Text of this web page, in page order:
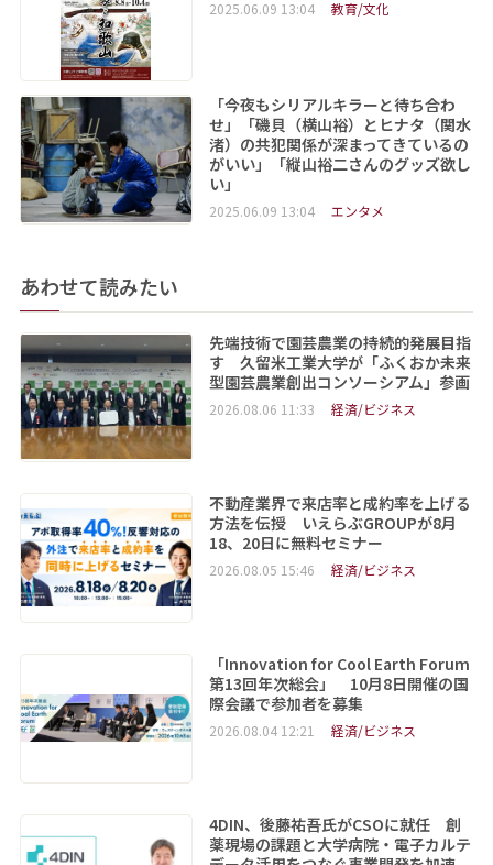
2025.06.09 13:04 教育/文化
「今夜もシリアルキラーと待ち合わ
せ」「磯貝（横山裕）とヒナタ（関水
渚）の共犯関係が深まってきているの
がいい」「縦山裕二さんのグッズ欲し
い」
2025.06.09 13:04 エンタメ
あわせて読みたい
先端技術で園芸農業の持続的発展目指
す 久留米工業大学が「ふくおか未来
型園芸農業創出コンソーシアム」参画
2026.08.06 11:33 経済/ビジネス
不動産業界で来店率と成約率を上げる
方法を伝授 いえらぶGROUPが8月
18、20日に無料セミナー
2026.08.05 15:46 経済/ビジネス
「Innovation for Cool Earth Forum
第13回年次総会」 10月8日開催の国
際会議で参加者を募集
2026.08.04 12:21 経済/ビジネス
4DIN、後藤祐吾氏がCSOに就任 創
薬現場の課題と大学病院・電子カルテ